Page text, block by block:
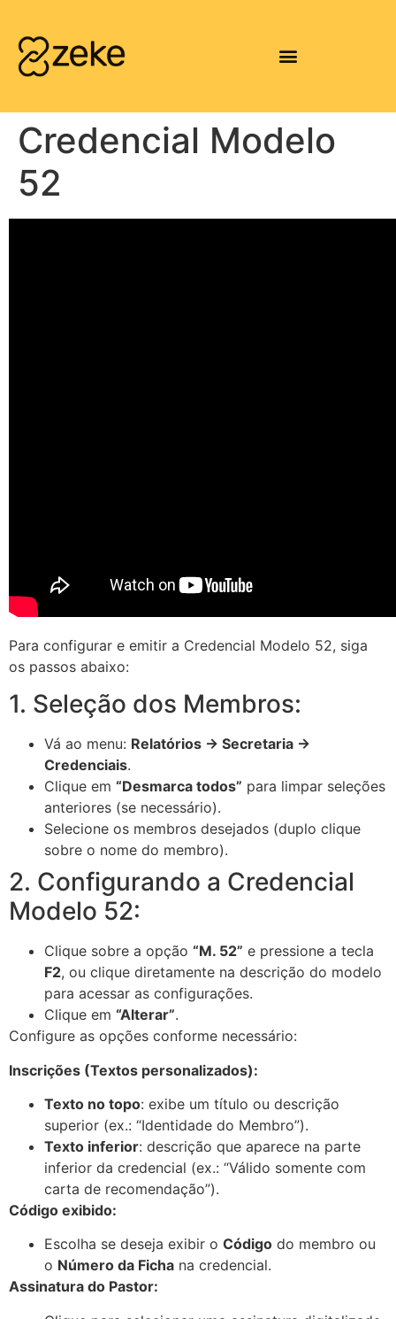
Credencial Modelo
52
Para configurar e emitir a Credencial Modelo 52, siga
os passos abaixo:
1. Seleção dos Membros:
Vá ao menu: Relatórios → Secretaria →
Credenciais.
Clique em “Desmarca todos” para limpar seleções
anteriores (se necessário).
Selecione os membros desejados (duplo clique
sobre o nome do membro).
2. Configurando a Credencial
Modelo 52:
Clique sobre a opção “M. 52” e pressione a tecla
F2, ou clique diretamente na descrição do modelo
para acessar as configurações.
Clique em “Alterar”.
Configure as opções conforme necessário:
Inscrições (Textos personalizados):
Texto no topo: exibe um título ou descrição
superior (ex.: “Identidade do Membro”).
Texto inferior: descrição que aparece na parte
inferior da credencial (ex.: “Válido somente com
carta de recomendação”).
Código exibido:
Escolha se deseja exibir o Código do membro ou
o Número da Ficha na credencial.
Assinatura do Pastor: